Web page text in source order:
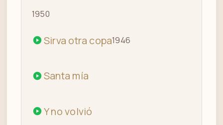
1950
Sirva otra copa1946
Santa mía
Y no volvió